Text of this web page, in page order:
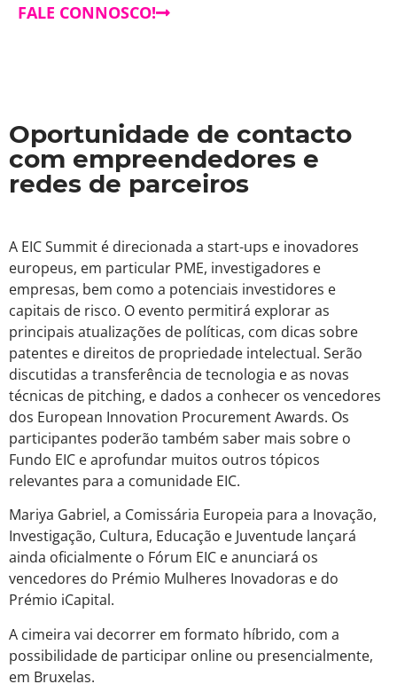
FALE CONNOSCO!
Oportunidade de contacto
com empreendedores e
redes de parceiros
A EIC Summit é direcionada a start-ups e inovadores
europeus, em particular PME, investigadores e
empresas, bem como a potenciais investidores e
capitais de risco. O evento permitirá explorar as
principais atualizações de políticas, com dicas sobre
patentes e direitos de propriedade intelectual. Serão
discutidas a transferência de tecnologia e as novas
técnicas de pitching, e dados a conhecer os vencedores
dos European Innovation Procurement Awards. Os
participantes poderão também saber mais sobre o
Fundo EIC e aprofundar muitos outros tópicos
relevantes para a comunidade EIC.
Mariya Gabriel, a Comissária Europeia para a Inovação,
Investigação, Cultura, Educação e Juventude lançará
ainda oficialmente o Fórum EIC e anunciará os
vencedores do Prémio Mulheres Inovadoras e do
Prémio iCapital.
A cimeira vai decorrer em formato híbrido, com a
possibilidade de participar online ou presencialmente,
em Bruxelas.